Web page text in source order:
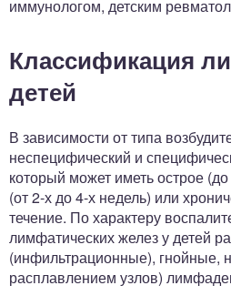
иммунологом, детским
Классификация
детей
В зависимости от типа
неспецифический и
который может иметь острое
(от 2-х до 4-х недель) или
течение. По характеру
лимфатических желез у детей
(инфильтрационные), гнойные,
расплавлением узлов)